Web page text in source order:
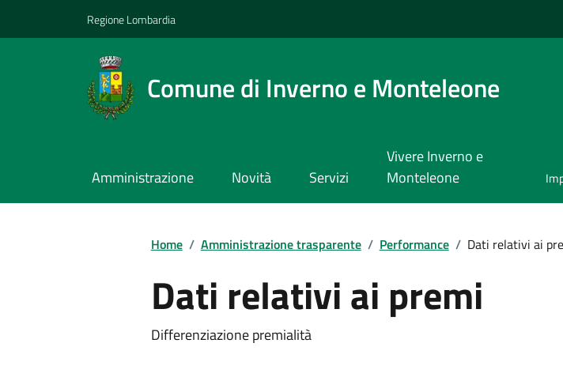
Regione Lombardia
Comune di Inverno e Monteleone
Amministrazione Novità Servizi
Vivere Inverno e
Monteleone
Home / Amministrazione trasparente / Performance / Dati relativi ai
Dati relativi ai premi
Differenziazione premialità